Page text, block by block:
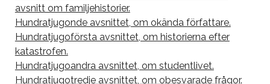
avsnitt om familjehistorier.
Hundratjugonde avsnittet, om okända författare.
Hundratjugoförsta avsnittet, om historierna efter
katastrofen.
Hundratjugoandra avsnittet, om studentlivet.
Hundratjugotredje avsnittet, om obesvarade frågor.